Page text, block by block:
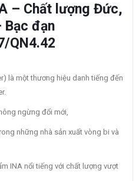
– Chất lượng Đức,
Bạc đạn
QN4.42
là một thương hiệu danh tiếng đến
ngừng đổi mới,
những nhà sản xuất vòng bi và
INA nổi tiếng với chất lượng vượt